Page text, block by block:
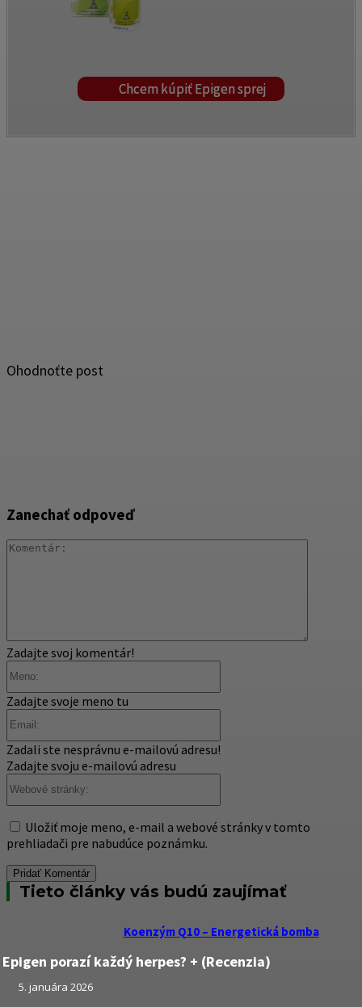
Epigen porazí každý herpes? + (Recenzia)
5. januára 2026
Chcem kúpiť Epigen sprej
Ohodnoťte post
Zanechať odpoveď
Zadajte svoj komentár!
Zadajte svoje meno tu
Zadali ste nesprávnu e-mailovú adresu!
Zadajte svoju e-mailovú adresu
Uložiť moje meno, e-mail a webové stránky v tomto
prehliadači pre nabudúce poznámku.
Tieto články vás budú zaujímať
Koenzým Q10 – Energetická bomba